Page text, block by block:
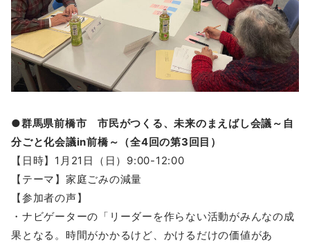
●群馬県前橋市 市民がつくる、未来のまえばし会議～自
分ごと化会議in前橋～（全4回の第3回目）
【日時】1月21日（日）9:00-12:00
【テーマ】家庭ごみの減量
【参加者の声】
・ナビゲーターの「リーダーを作らない活動がみんなの成
果となる。時間がかかるけど、かけるだけの価値があ